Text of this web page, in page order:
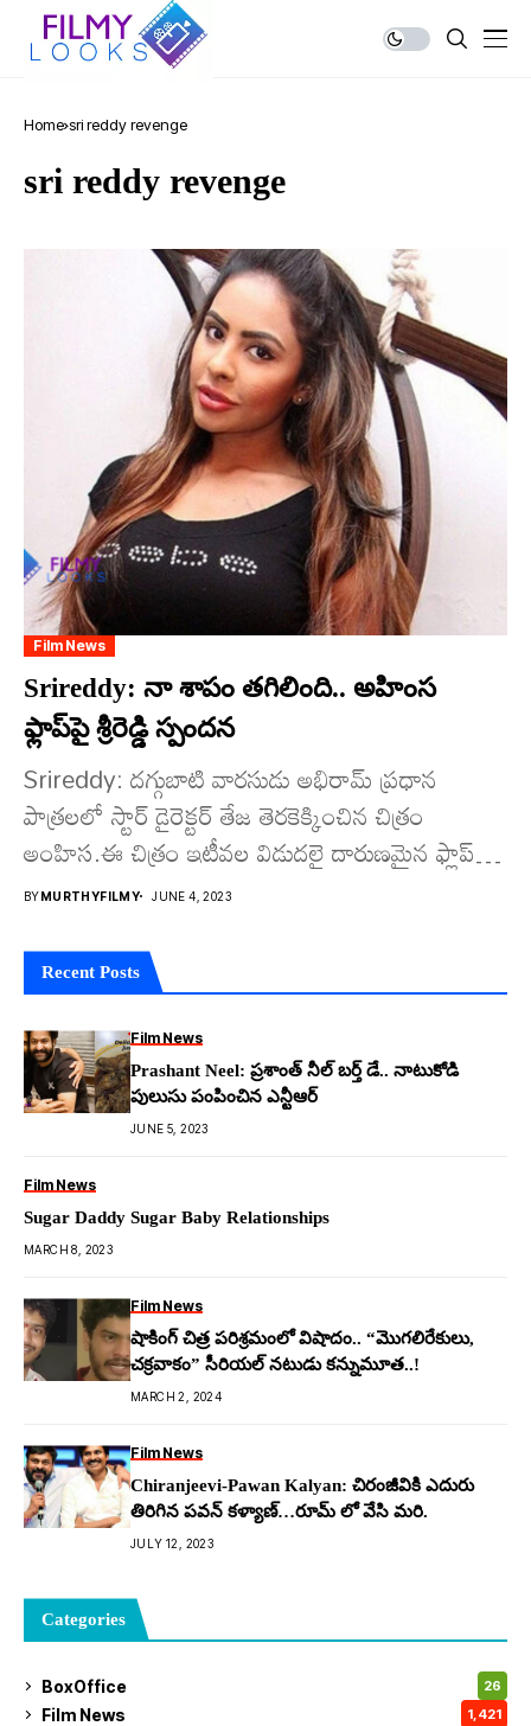
Home sri reddy revenge
sri reddy revenge
Film News
Srireddy: నా శాపం త‌గిలింది.. అహింస
ఫ్లాప్‌పై శ్రీరెడ్డి స్పంద‌న‌
Srireddy: ద‌గ్గుబాటి వార‌సుడు అభిరామ్ ప్ర‌ధాన
పాత్ర‌ల‌లో స్టార్ డైరెక్ట‌ర్ తేజ తెర‌కెక్కించిన చిత్రం
అంహిస‌.ఈ చిత్రం ఇటీవ‌ల విడుద‌లై దారుణ‌మైన ఫ్లాప్
చ‌విచూసింది. అహింస కోసం చేసిన ప్ర‌య‌త్నం బెడిసి...
BY MURTHYFILMY JUNE 4, 2023
Recent Posts
Film News
Prashant Neel: ప్ర‌శాంత్ నీల్ బ‌ర్త్ డే.. నాటుకోడి
పులుసు పంపించిన ఎన్టీఆర్
JUNE 5, 2023
Film News
Sugar Daddy Sugar Baby Relationships
MARCH 8, 2023
Film News
షాకింగ్ చిత్ర పరిశ్రమంలో విషాదం.. “మొగలిరేకులు,
చక్రవాకం” సీరియల్ నటుడు కన్నుమూత..!
MARCH 2, 2024
Film News
Chiranjeevi-Pawan Kalyan: చిరంజీవికి ఎదురు
తిరిగిన ప‌వ‌న్ క‌ళ్యాణ్‌…రూమ్ లో వేసి మ‌రి.
JULY 12, 2023
Categories
BoxOffice 26
Film News 1,421